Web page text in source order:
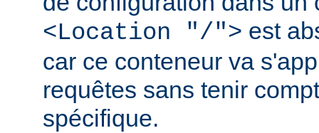
<Location "/"> est
car ce conteneur va
requêtes sans tenir
spécifique.